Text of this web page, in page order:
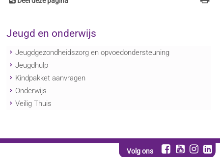
Jeugd en onderwijs
Jeugdgezondheidszorg en opvoedondersteuning
Jeugdhulp
Kindpakket aanvragen
Onderwijs
Veilig Thuis
Volg ons